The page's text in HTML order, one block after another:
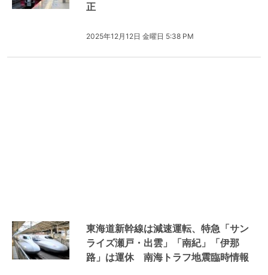
正
2025年12月12日 金曜日 5:38 PM
東海道新幹線は減速運転、特急「サン
ライズ瀬戸・出雲」「南紀」「伊那
路」は運休 南海トラフ地震臨時情報